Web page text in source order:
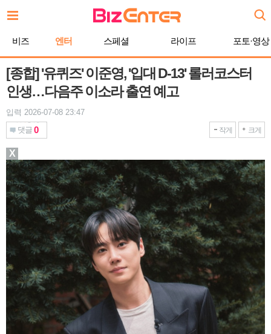
문
기
비즈 엔터 스페셜 라이프 포토·영상
[종합] '유퀴즈' 이준영, '입대 D-13' 롤러코스터
인생…다음주 이소라 출연 예고
입력 2026-07-08 23:47
댓글 0 작게 크게
X